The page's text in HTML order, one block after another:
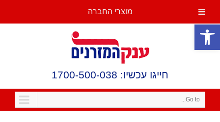
פתח סרגל נגישות
חייגו עכשיו: 1700-500-038
Go to...
מוצרי החברה